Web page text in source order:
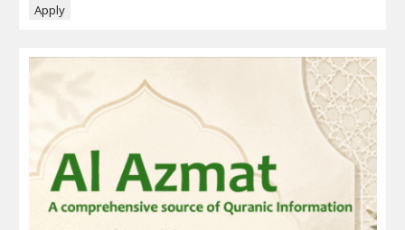
Apply